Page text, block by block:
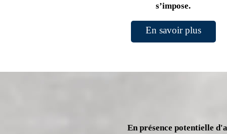
s’impose.
En savoir plus
En présence potentielle